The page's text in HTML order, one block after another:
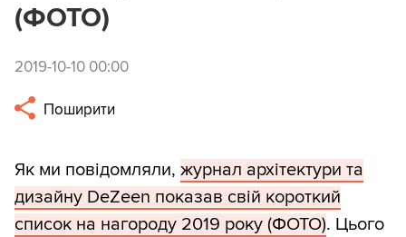
(ФОТО)
2019-10-10 00:00
Поширити
Як ми повідомляли, журнал архітектури та
дизайну DeZeen показав свій короткий
список на нагороду 2019 року (ФОТО). Цього